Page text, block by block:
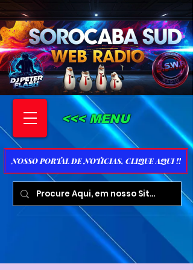
<<< MENU
NOSSO PORTAL DE NOTICIAS, CLIQUE AQUI !!